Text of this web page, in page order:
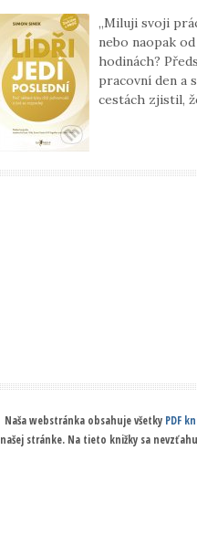
„Miluji svoji
nebo naopak
hodinách?
pracovní den a
cestách zjistil,
Naša webstránka obsahuje všetky PDF
našej stránke. Na tieto knižky sa